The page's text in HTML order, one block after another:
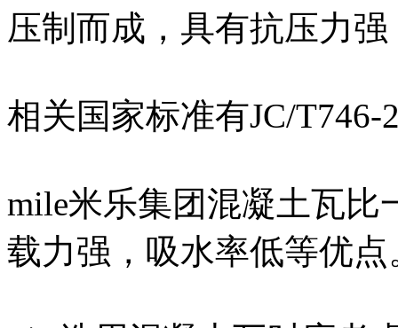
压制而成，具有抗压力
相关国家标准有JC/T746-
mile米乐集团混凝土瓦比
载力强，吸水率低等优点